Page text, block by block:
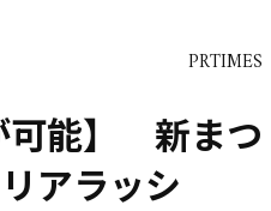
PRTIMES
可能】 新まつ
アラッシ